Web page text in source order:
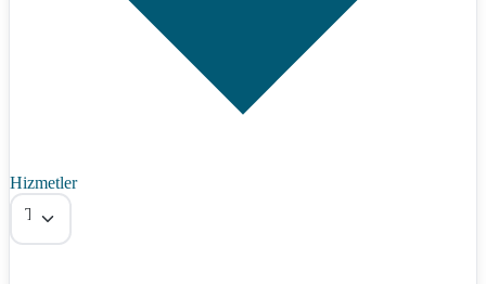
Hizmetler
Tümü